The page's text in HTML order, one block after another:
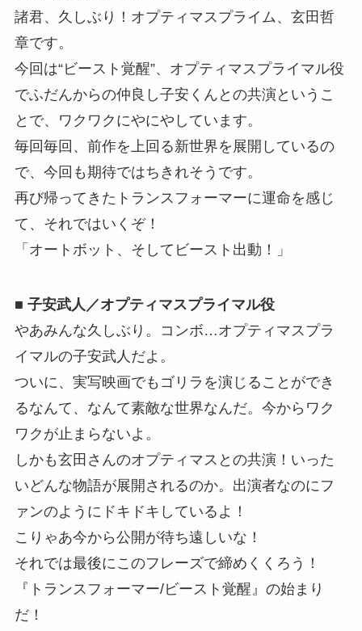
諸君、久しぶり！オプティマスプライム、玄田哲
章です。
今回は“ビースト覚醒”、オプティマスプライマル役
でふだんからの仲良し子安くんとの共演というこ
とで、ワクワクにやにやしています。
毎回毎回、前作を上回る新世界を展開しているの
で、今回も期待ではちきれそうです。
再び帰ってきたトランスフォーマーに運命を感じ
て、それではいくぞ！
「オートボット、そしてビースト出動！」
■ 子安武人／オプティマスプライマル役
やあみんな久しぶり。コンボ…オプティマスプラ
イマルの子安武人だよ。
ついに、実写映画でもゴリラを演じることができ
るなんて、なんて素敵な世界なんだ。今からワク
ワクが止まらないよ。
しかも玄田さんのオプティマスとの共演！いった
いどんな物語が展開されるのか。出演者なのにフ
ァンのようにドキドキしているよ！
こりゃあ今から公開が待ち遠しいな！
それでは最後にこのフレーズで締めくくろう！
『トランスフォーマー/ビースト覚醒』の始まり
だ！